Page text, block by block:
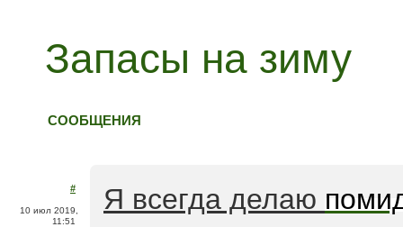
Запасы на зиму
СООБЩЕНИЯ
#
10 июл 2019,
11:51
Я всегда делаю